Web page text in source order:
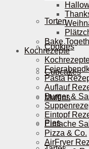
Torten
Cookies
Cupcakes
Muffins
Pies
Bake
Kochrezepte
Pasta
Auflauf
Burger &
Eintopf
Einfache
Pizza & Co.
AirFryer